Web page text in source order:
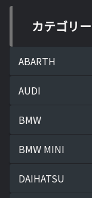
カテゴリー
ABARTH
AUDI
BMW
BMW MINI
DAIHATSU